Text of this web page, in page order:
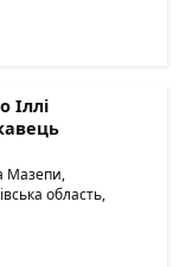
Іллі
Мазепи,
область,